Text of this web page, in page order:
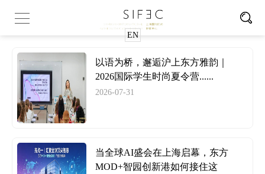
EN
以语为桥，邂逅沪上东方雅韵｜
2026国际学生时尚夏令营......
2026-07-31
当全球AI盛会在上海启幕，东方
MOD+智园创新港如何接住这